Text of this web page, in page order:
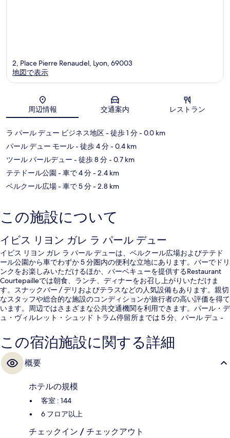
地図
2, Place Pierre Renaudel, Lyon, 69003
地図で表示
周辺情報 交通案内 レストラン
ラ パール デュー ビジネス地区- 徒歩 1 分- 0.0 km
パール デュー モール- 徒歩 4 分- 0.4 km
ツール パールデュー - 徒歩 8 分- 0.7 km
テテドール公園 - 車で 4 分- 2.4 km
ベルクール広場- 車で 5 分- 2.8 km
この施設について
イビス リヨン ガレ ラ パール デュー
イビス リヨン ガレ ラ パール デューは、ベルクール広場およびテテド
ール公園から車でわずか 5 分圏内の便利な立地にあります。バーでドリ
ンクをお楽しみいただけるほか、バーベキューを提供するRestaurant
Courtepailleでは朝食、ランチ、ディナーをお召し上がりいただけま
す。スナックバー / デリおよびテラスなどの人気設備もあります。親切
なスタッフや総合的な施設のコンディションが旅行者の高い評価を得て
います。周辺ではさまざまな公共交通機関を利用できます。パール・デ
ュ・ヴィルレット・シュッド トラム停留所までは 5 分、パール デュ -
この宿泊施設に関する詳細
概要
ホテルの規模
客室 : 144
6 フロア以上
チェックイン / チェックアウト